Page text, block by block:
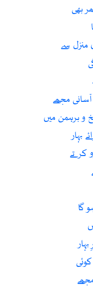
بھی
منزل سے
مجھے
و برہمن میں
بہار
کرتے
گا